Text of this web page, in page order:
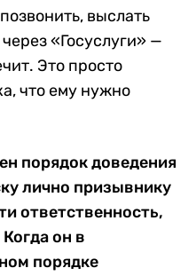
выслать
«Госуслуги» —
Это просто
что ему нужно
порядок доведения
лично призывнику
ответственность,
он в
порядке